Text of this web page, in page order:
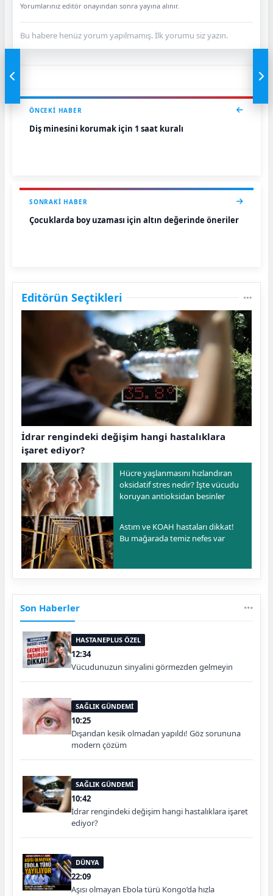
Yorumlarınız editör onayından sonra yayına alınır.
Bu habere henüz yorum yapılmamış. İlk yorumu siz yazın.
ÖNCEKI HABER
Diş minesini korumak için 1 saat kuralı
SONRAKI HABER
Çocuklarda boy uzaması için altın değerinde öneriler
Editörün Seçtikleri
İdrar rengindeki değişim hangi hastalıklara
işaret ediyor?
Hücre yaşlanmasını hızlandıran
oksidatif stres nedir? İşte vücudu
koruyan antioksidan besinler
Astım ve KOAH hastaları dikkat!
Bu mağarada temiz nefes var
Son Haberler
HASTANEPLUS ÖZEL
12:34
Vücudunuzun sinyalini görmezden gelmeyin
SAĞLIK GÜNDEMİ
10:25
Dışarıdan kesik olmadan yapıldı! Göz sorununa
modern çözüm
SAĞLIK GÜNDEMİ
10:42
İdrar rengindeki değişim hangi hastalıklara işaret
ediyor?
DÜNYA
22:09
Aşısı olmayan Ebola türü Kongo’da hızla